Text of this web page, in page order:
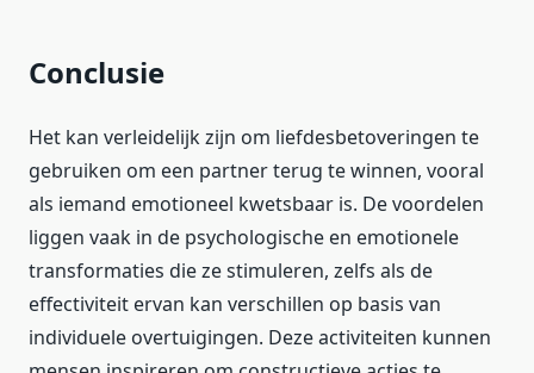
Conclusie
Het kan verleidelijk zijn om liefdesbetoveringen te
gebruiken om een partner terug te winnen, vooral
als iemand emotioneel kwetsbaar is. De voordelen
liggen vaak in de psychologische en emotionele
transformaties die ze stimuleren, zelfs als de
effectiviteit ervan kan verschillen op basis van
individuele overtuigingen. Deze activiteiten kunnen